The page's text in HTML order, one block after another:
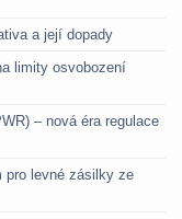
a její dopady
limity osvobození
– nová éra regulace
pro levné zásilky ze